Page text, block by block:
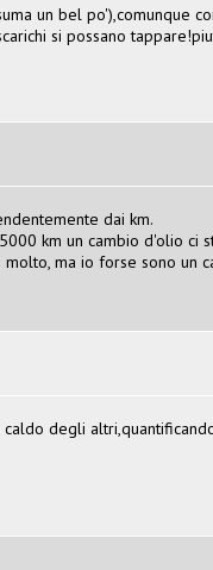
un bel po'),comunque
si possano
dai km.
km un cambio d'olio ci
ma io forse sono un
degli